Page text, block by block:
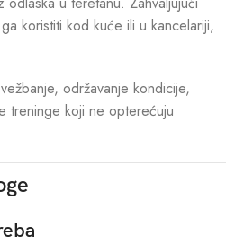
koristiti kod kuće ili u kancelariji,
održavanje kondicije,
treninge koji ne opterećuju